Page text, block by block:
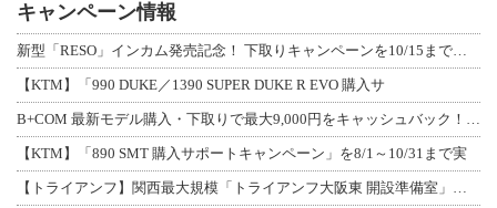
キャンペーン情報
新型「RESO」インカム発売記念！ 下取りキャンペーンを10/15まで延長して開
【KTM】「990 DUKE／1390 SUPER DUKE R EVO 購入サ
B+COM 最新モデル購入・下取りで最大9,000円をキャッシュバック！「B+F
【KTM】「890 SMT 購入サポートキャンペーン」を8/1～10/31まで実
【トライアンフ】関西最大規模「トライアンフ大阪東 開設準備室」がオープン！ 限定